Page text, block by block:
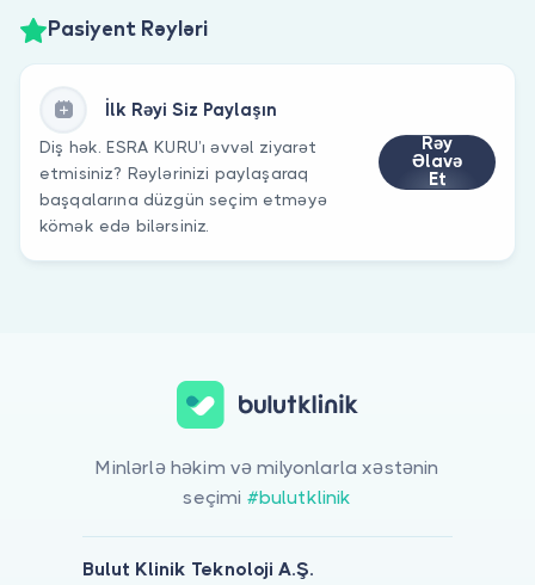
Pasiyent Rəyləri
İlk Rəyi Siz Paylaşın
Diş hək. ESRA KURU’ı əvvəl ziyarət
etmisiniz? Rəylərinizi paylaşaraq
başqalarına düzgün seçim etməyə
kömək edə bilərsiniz.
Rəy
Əlavə
Et
Minlərlə həkim və milyonlarla xəstənin
seçimi #bulutklinik
Bulut Klinik Teknoloji A.Ş.